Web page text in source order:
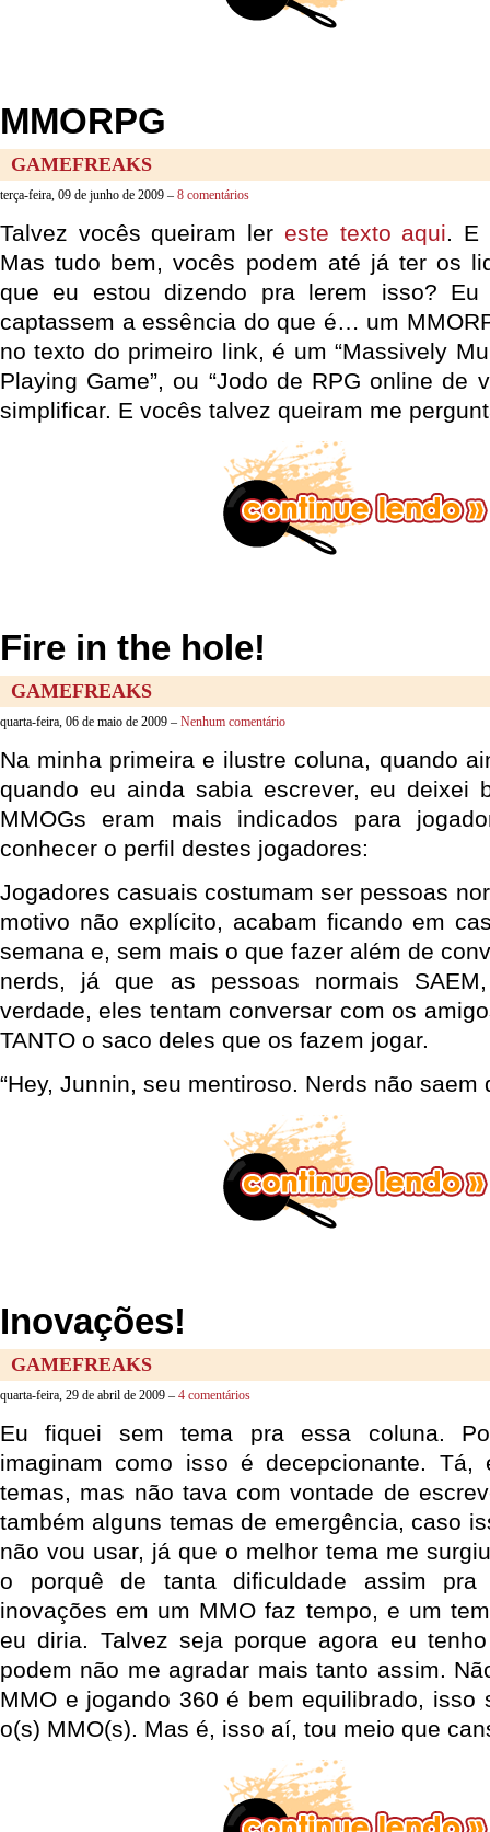
MMORPG
GAMEFREAKS
terça-feira, 09 de junho de 2009 – 8 comentários
Talvez vocês queiram ler este texto aqui. E
Mas tudo bem, vocês podem até já ter os
que eu estou dizendo pra lerem isso?
captassem a essência do que é… um
no texto do primeiro link, é um “Massively
Playing Game”, ou “Jodo de RPG online de
simplificar. E vocês talvez queiram me
Fire in the hole!
GAMEFREAKS
quarta-feira, 06 de maio de 2009 – Nenhum comentário
Na minha primeira e ilustre coluna, quando
quando eu ainda sabia escrever, eu deixei
MMOGs eram mais indicados para
conhecer o perfil destes jogadores:
Jogadores casuais costumam ser pessoas
motivo não explícito, acabam ficando em
semana e, sem mais o que fazer além de
nerds, já que as pessoas normais
verdade, eles tentam conversar com os
TANTO o saco deles que os fazem jogar.
“Hey, Junnin, seu mentiroso. Nerds não saem
Inovações!
GAMEFREAKS
quarta-feira, 29 de abril de 2009 – 4 comentários
Eu fiquei sem tema pra essa coluna.
imaginam como isso é decepcionante. Tá,
temas, mas não tava com vontade de
também alguns temas de emergência, caso
não vou usar, já que o melhor tema me
o porquê de tanta dificuldade assim pra
inovações em um MMO faz tempo, e um
eu diria. Talvez seja porque agora eu
podem não me agradar mais tanto assim.
MMO e jogando 360 é bem equilibrado, isso
o(s) MMO(s). Mas é, isso aí, tou meio que